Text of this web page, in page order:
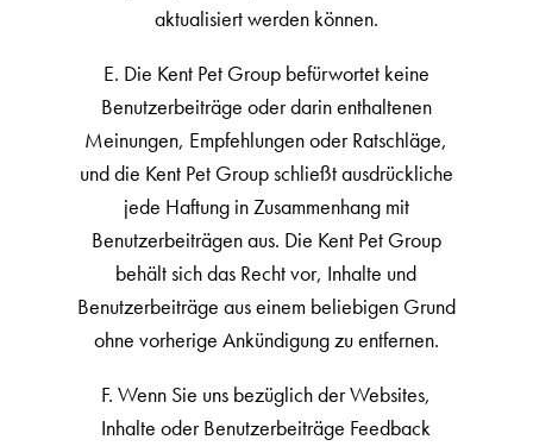
aktualisiert werden können.
E. Die Kent Pet Group befürwortet keine
Benutzerbeiträge oder darin enthaltenen
Meinungen, Empfehlungen oder Ratschläge,
und die Kent Pet Group schließt ausdrückliche
jede Haftung in Zusammenhang mit
Benutzerbeiträgen aus. Die Kent Pet Group
behält sich das Recht vor, Inhalte und
Benutzerbeiträge aus einem beliebigen Grund
ohne vorherige Ankündigung zu entfernen.
F. Wenn Sie uns bezüglich der Websites,
Inhalte oder Benutzerbeiträge Feedback